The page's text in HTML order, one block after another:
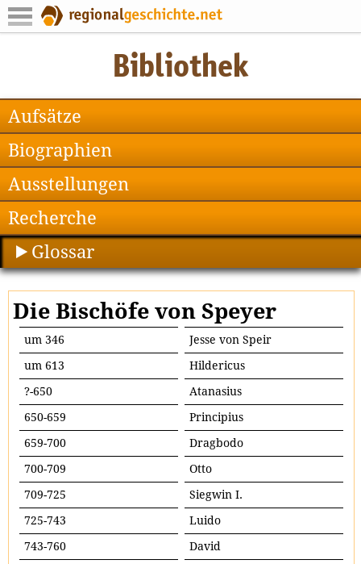
Aufsätze
Biographien
Ausstellungen
Recherche
Glossar
Die Bischöfe von Speyer
um 346
Jesse von Speir
um 613
Hildericus
?-650
Atanasius
650-659
Principius
659-700
Dragbodo
700-709
Otto
709-725
Siegwin I.
725-743
Luido
743-760
David